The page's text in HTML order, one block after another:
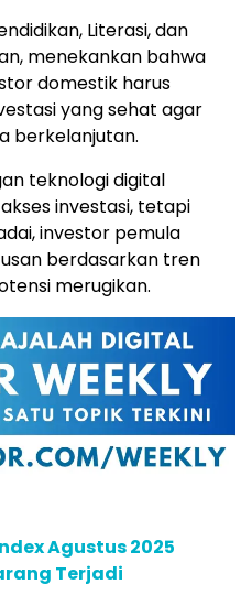
Literasi, dan
menekankan bahwa
domestik harus
yang sehat agar
berkelanjutan.
teknologi digital
investasi, tetapi
investor pemula
berdasarkan tren
merugikan.
Agustus 2025
Terjadi